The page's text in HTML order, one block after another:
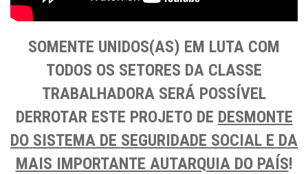
SOMENTE UNIDOS(AS) EM LUTA COM
TODOS OS SETORES DA CLASSE
TRABALHADORA SERÁ POSSÍVEL
DERROTAR ESTE PROJETO DE DESMONTE
DO SISTEMA DE SEGURIDADE SOCIAL E DA
MAIS IMPORTANTE AUTARQUIA DO PAÍS!